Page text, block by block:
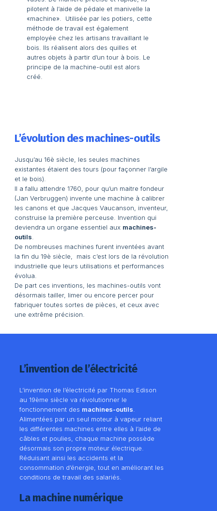
pilotent à l’aide de pédale et manivelle la
«machine». Utilisée par les potiers, cette
méthode de travail est également
employée chez les artisans travaillant le
bois. Ils réalisent alors des quilles et
autres objets à partir d’un tour à bois. Le
principe de la machine-outil est alors
créé.
L’évolution des machines-outils
Jusqu’au 16è siècle, les seules machines
existantes étaient des tours (pour façonner l’argile
et le bois).
Il a fallu attendre 1760, pour qu’un maitre fondeur
(Jan Verbruggen) invente une machine à calibrer
les canons et que Jacques Vaucanson, inventeur,
construise la première perceuse. Invention qui
deviendra un organe essentiel aux machines-
outils
De nombreuses machines furent inventées avant
la fin du 19è siècle, mais c’est lors de la révolution
industrielle que leurs utilisations et performances
évolua.
De part ces inventions, les machines-outils vont
désormais tailler, limer ou encore percer pour
fabriquer toutes sortes de pièces, et ceux avec
une extrême précision.
L’invention de l’électricité
L’invention de l’électricité par Thomas Edison
au 19ème siècle va révolutionner le
fonctionnement des machines-outils
Alimentées par un seul moteur à vapeur reliant
les différentes machines entre elles à l’aide de
câbles et poulies, chaque machine possède
désormais son propre moteur électrique.
Réduisant ainsi les accidents et la
consommation d’énergie, tout en améliorant les
conditions de travail des salariés.
La machine numérique